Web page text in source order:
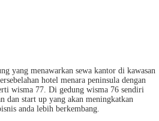
yang menawarkan sewa kantor di kawasan
hotel menara peninsula dengan
wisma 77. Di gedung wisma 76 sendiri
dan start up yang akan meningkatkan
anda lebih berkembang.